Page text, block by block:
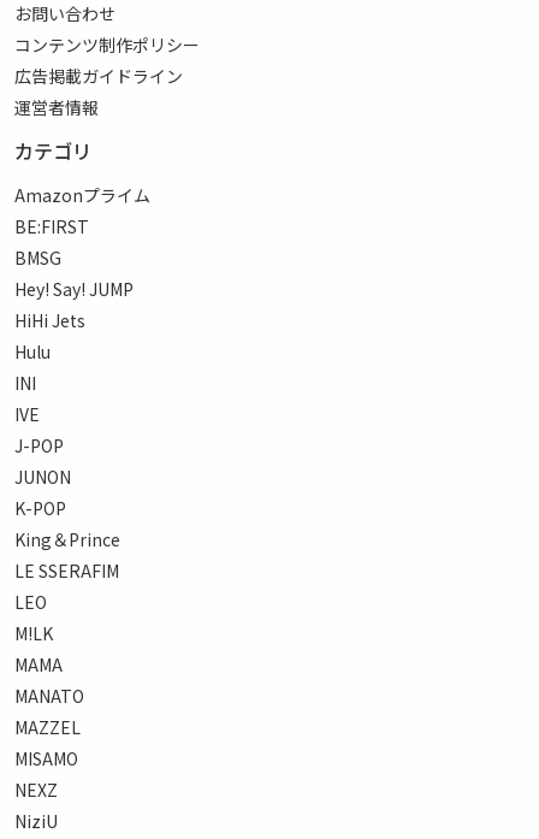
お問い合わせ
コンテンツ制作ポリシー
広告掲載ガイドライン
運営者情報
カテゴリ
Amazonプライム
BE:FIRST
BMSG
Hey! Say! JUMP
HiHi Jets
Hulu
INI
IVE
J-POP
JUNON
K-POP
King＆Prince
LE SSERAFIM
LEO
M!LK
MAMA
MANATO
MAZZEL
MISAMO
NEXZ
NiziU